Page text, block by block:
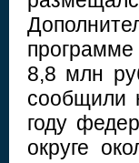
8,8 млн
сообщили
году
округе